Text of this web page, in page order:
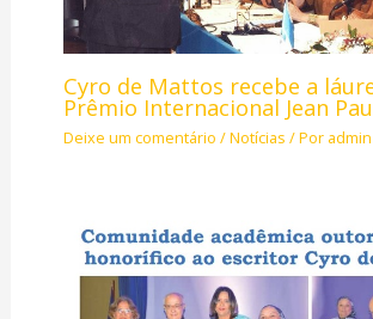
Cyro de Mattos recebe a
Prêmio Internacional Jean
Deixe um comentário /Notícias / Por admin